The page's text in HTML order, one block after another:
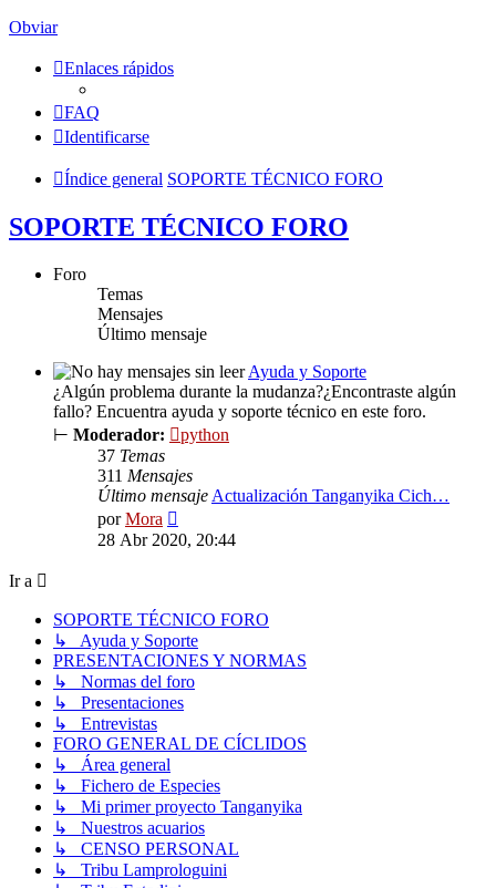
Obviar
Enlaces rápidos
FAQ
Identificarse
Índice general SOPORTE TÉCNICO FORO
SOPORTE TÉCNICO FORO
Foro
Temas
Mensajes
Último mensaje
Ayuda y Soporte
¿Algún problema durante la mudanza?¿Encontraste algún
fallo? Encuentra ayuda y soporte técnico en este foro.
⊢ Moderador:
python
37 Temas
311 Mensajes
Último mensaje Actualización Tanganyika Cich…
porMora
último
mensaje
28 Abr 2020, 20:44
Ir a
SOPORTE TÉCNICO FORO
↳ Ayuda y Soporte
PRESENTACIONES Y NORMAS
↳ Normas del foro
↳ Presentaciones
↳ Entrevistas
FORO GENERAL DE CÍCLIDOS
↳ Área general
↳ Fichero de Especies
↳ Mi primer proyecto Tanganyika
↳ Nuestros acuarios
↳ CENSO PERSONAL
↳ Tribu Lamprologuini